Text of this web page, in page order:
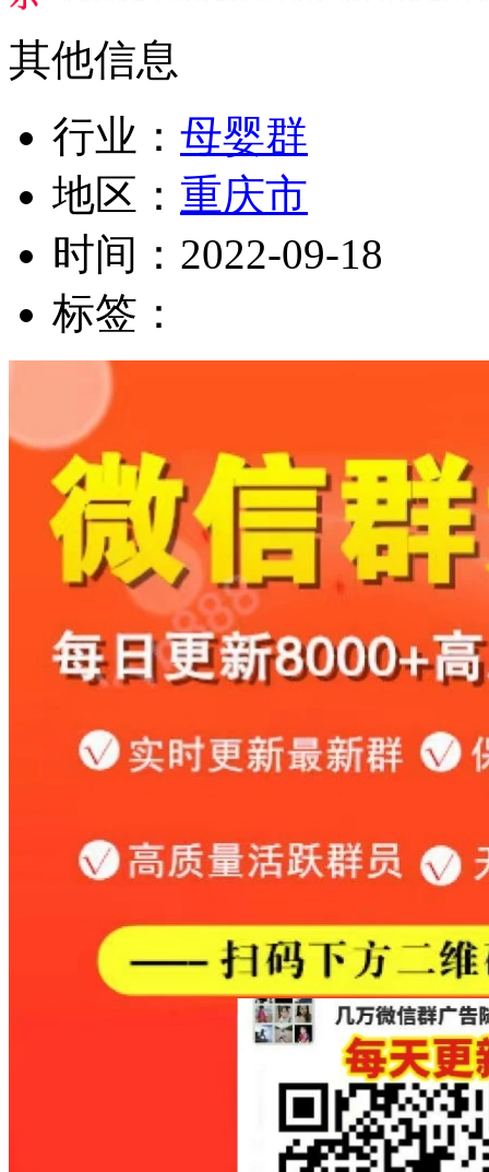
其他信息
行业： 母婴群
地区： 重庆市
时间： 2022-09-18
标签：